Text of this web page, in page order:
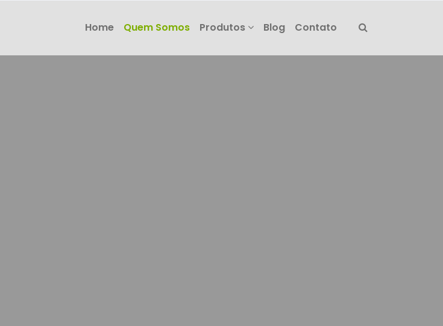
Home Quem Somos Produtos Blog Contato